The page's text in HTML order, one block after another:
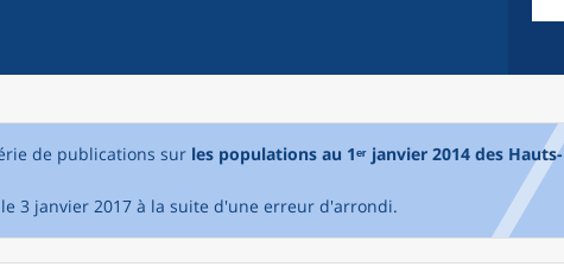
de publications sur les populations au 1ᵉʳ janvier 2014 des Hauts-
3 janvier 2017 à la suite d'une erreur d'arrondi.